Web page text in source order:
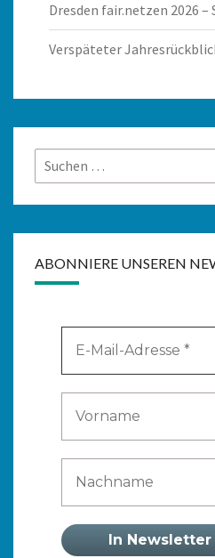
Dresden fair.netzen 2026
Verspäteter
Suchen
nach:
ABONNIERE UNSEREN